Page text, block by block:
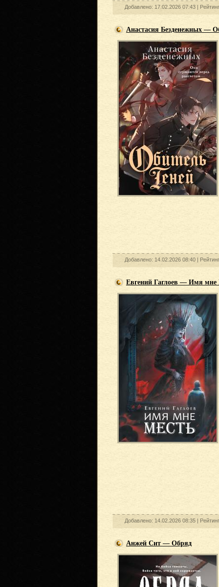
Добавлено: 17.02.2026 07:43 |
Анастасия Безденежных —
Добавлено: 14.02.2026 08:40 |
Евгений Гаглоев — Имя мне
Добавлено: 14.02.2026 08:35 |
Анжей Сит — Обряд